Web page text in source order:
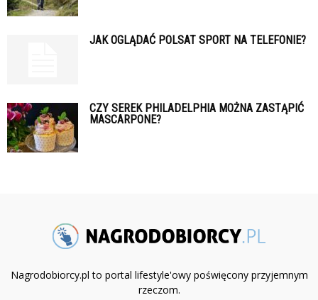
JAK OGLĄDAĆ POLSAT SPORT NA TELEFONIE?
CZY SEREK PHILADELPHIA MOŻNA ZASTĄPIĆ
MASCARPONE?
Nagrodobiorcy.pl to portal lifestyle'owy poświęcony przyjemnym
rzeczom.